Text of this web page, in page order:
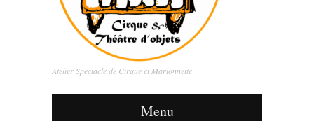
Atelier Spectacle de Cirque et Marionnette
Menu